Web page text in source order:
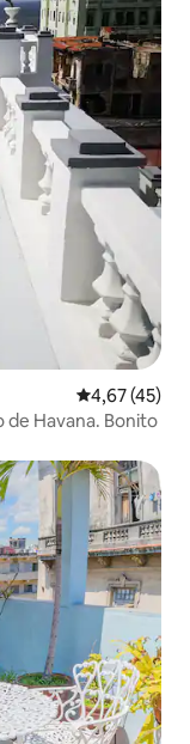
4,67 de uma
4,67 (45)
Havana. Bonito